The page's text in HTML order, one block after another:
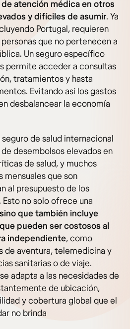
atención médica en otros
y difíciles de asumir. Ya
Portugal, requieren
que no pertenecen a
Un seguro específico
permite acceder a consultas
tratamientos y hasta
Evitando así los gastos
desbalancear la economía
de salud internacional
desembolsos elevados en
de salud, y muchos
mensuales que son
al presupuesto de los
no solo ofrece una
sino que también incluye
pueden ser costosos al
independiente, como
de aventura, telemedicina y
sanitarias o de viaje.
adapta a las necesidades de
de ubicación,
y cobertura global que el
no brinda​